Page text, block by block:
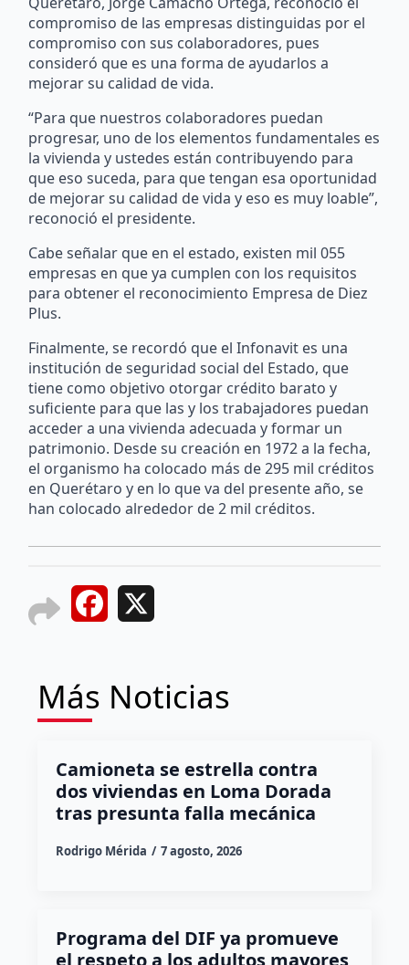
compromiso de las empresas distinguidas por el
compromiso con sus colaboradores, pues
consideró que es una forma de ayudarlos a
mejorar su calidad de vida.
“Para que nuestros colaboradores puedan
progresar, uno de los elementos fundamentales es
la vivienda y ustedes están contribuyendo para
que eso suceda, para que tengan esa oportunidad
de mejorar su calidad de vida y eso es muy loable”,
reconoció el presidente.
Cabe señalar que en el estado, existen mil 055
empresas en que ya cumplen con los requisitos
para obtener el reconocimiento Empresa de Diez
Plus.
Finalmente, se recordó que el Infonavit es una
institución de seguridad social del Estado, que
tiene como objetivo otorgar crédito barato y
suficiente para que las y los trabajadores puedan
acceder a una vivienda adecuada y formar un
patrimonio. Desde su creación en 1972 a la fecha,
el organismo ha colocado más de 295 mil créditos
en Querétaro y en lo que va del presente año, se
han colocado alrededor de 2 mil créditos.
Facebook
Más Noticias
Camioneta se estrella contra
dos viviendas en Loma Dorada
tras presunta falla mecánica
Rodrigo Mérida 7 agosto, 2026
Programa del DIF ya promueve
el respeto a los adultos mayores